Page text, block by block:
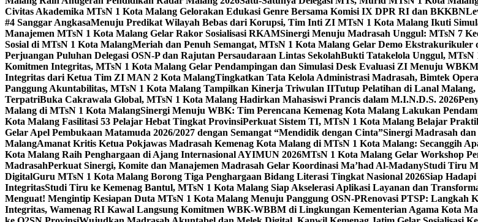
Civitas Akademika MTsN 1 Kota Malang Gelorakan Edukasi Genre Bersama Komisi IX DPR RI dan BKKBN
#4 Sanggar AngkasaMenuju Predikat Wilayah Bebas dari Korupsi, Tim Inti ZI MTsN 1 Kota Malang Ikuti
Manajemen MTsN 1 Kota Malang Gelar Rakor Sosialisasi RKAMSinergi Menuju Madrasah Unggul: MTsN 7
Sosial di MTsN 1 Kota MalangMeriah dan Penuh Semangat, MTsN 1 Kota Malang Gelar Demo
Perjuangan Puluhan Delegasi OSN-P dan Rajutan Persaudaraan Lintas SekolahBukti Tatakelola Unggul,
Komitmen Integritas, MTsN 1 Kota Malang Gelar Pendampingan dan Simulasi Desk Evaluasi ZI Menuju WBK
Integritas dari Ketua Tim ZI MAN 2 Kota MalangTingkatkan Tata Kelola Administrasi Madrasah, Bimtek
Panggung Akuntabilitas, MTsN 1 Kota Malang Tampilkan Kinerja Triwulan IITutup Pelatihan di Lanal
TerpatriBuka Cakrawala Global, MTsN 1 Kota Malang Hadirkan Mahasiswi Prancis dalam M.I.N.D.S. 2026
Malang di MTsN 1 Kota MalangSinergi Menuju WBK: Tim Perencana Kemenag Kota Malang Lakukan
Kota Malang Fasilitasi 53 Pelajar Hebat Tingkat ProvinsiPerkuat Sistem TI, MTsN 1 Kota Malang Belajar
Gelar Apel Pembukaan Matamuda 2026/2027 dengan Semangat “Mendidik dengan Cinta”Sinergi Madrasah
MalangAmanat Kritis Ketua Pokjawas Madrasah Kemenag Kota Malang di MTsN 1 Kota Malang: Secanggih
Kota Malang Raih Penghargaan di Ajang Internasional AYIMUN 2026MTsN 1 Kota Malang Gelar Workshop
MadrasahPerkuat Sinergi, Komite dan Manajemen Madrasah Gelar Koordinasi Ma’had Al-MadanyStudi Tiru
DigitalGuru MTsN 1 Kota Malang Borong Tiga Penghargaan Bidang Literasi Tingkat Nasional 2026Siap
IntegritasStudi Tiru ke Kemenag Bantul, MTsN 1 Kota Malang Siap Akselerasi Aplikasi Layanan dan
Menguat! Mengintip Kesiapan Duta MTsN 1 Kota Malang Menuju Panggung OSN-PRenovasi PTSP: Langkah
Integritas, Wamenag RI Kawal Langsung Komitmen WBK-WBBM di Lingkungan Kementerian Agama Kota